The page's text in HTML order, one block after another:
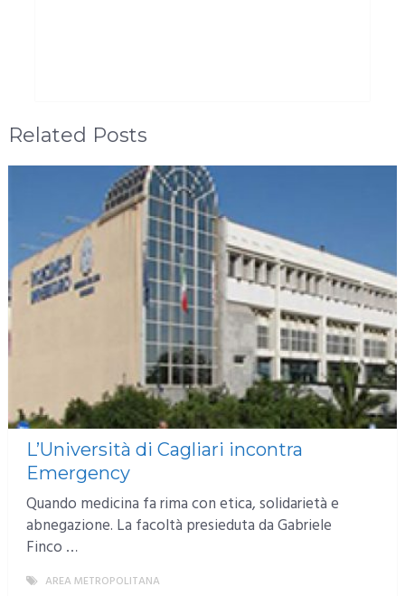
Related Posts
L’Università di Cagliari incontra
Emergency
Quando medicina fa rima con etica, solidarietà e
abnegazione. La facoltà presieduta da Gabriele
Finco …
AREA METROPOLITANA